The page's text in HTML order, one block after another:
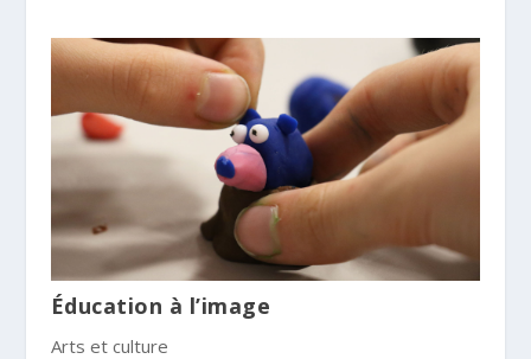
Éducation à l’image
Arts et culture